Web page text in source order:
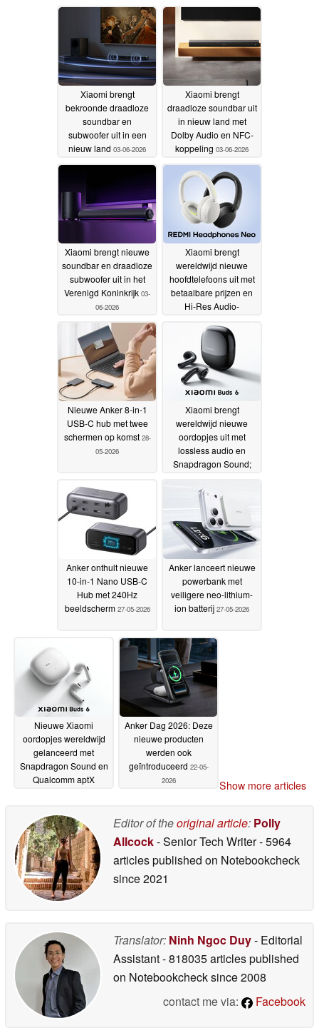
Xiaomi brengt
bekroonde draadloze
soundbar en
subwoofer uit in een
nieuw land 03-06-2026
Xiaomi brengt
draadloze soundbar uit
in nieuw land met
Dolby Audio en NFC-
koppeling 03-06-2026
Xiaomi brengt nieuwe
soundbar en draadloze
subwoofer uit in het
Verenigd Koninkrijk 03-
06-2026
Xiaomi brengt
wereldwijd nieuwe
hoofdtelefoons uit met
betaalbare prijzen en
Hi-Res Audio-
Nieuwe Anker 8-in-1
USB-C hub met twee
schermen op komst 28-
05-2026
Xiaomi brengt
wereldwijd nieuwe
oordopjes uit met
lossless audio en
Snapdragon Sound;
bevestigd in Europa
05-2026
Anker onthult nieuwe
10-in-1 Nano USB-C
Hub met 240Hz
beeldscherm 27-05-2026
Anker lanceert nieuwe
powerbank met
veiligere neo-lithium-
ion batterij 27-05-2026
Nieuwe Xiaomi
oordopjes wereldwijd
gelanceerd met
Snapdragon Sound en
Qualcomm aptX
Anker Dag 2026: Deze
nieuwe producten
werden ook
geïntroduceerd 22-05-
2026
Show more articles
Editor of theoriginal article: Polly
Allcock- Senior Tech Writer- 5964
articles published on Notebookcheck
since 2021
Translator: Ninh Ngoc Duy- Editorial
Assistant- 818035 articles published
on Notebookchecksince 2008
contact me via:
Facebook